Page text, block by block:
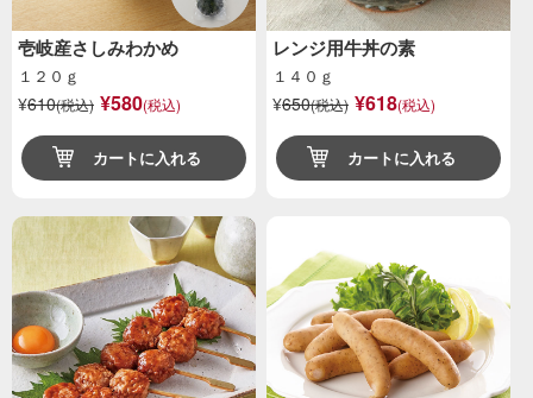
壱岐産さしみわかめ
１２０ｇ
¥610(税込) ¥580(税込)
カートに入れる
レンジ用牛丼の素
１４０ｇ
¥650(税込) ¥618(税込)
カートに入れる